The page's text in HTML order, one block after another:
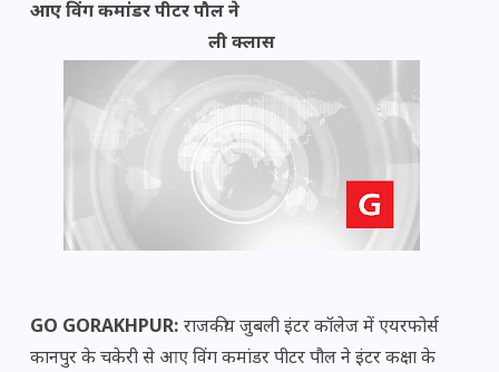
आए विंग कमांडर पीटर पौल ने
ली क्लास
GO GORAKHPUR: राजकीय जुबली इंटर कॉलेज में एयरफोर्स
कानपुर के चकेरी से आए विंग कमांडर पीटर पौल ने इंटर कक्षा के